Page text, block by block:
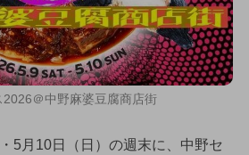
2026＠中野麻婆豆腐商店街
5月10日（日）の週末に、中野セ